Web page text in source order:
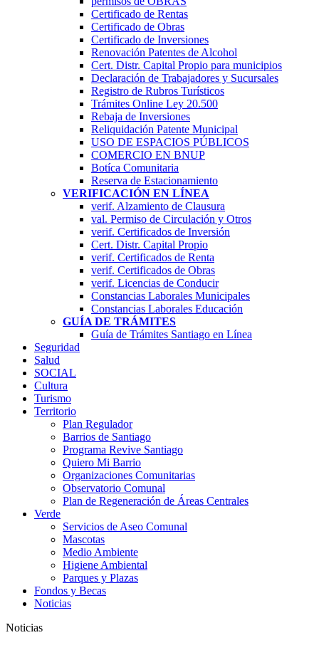
Certificado de Rentas
Certificado de Obras
Certificado de Inversiones
Renovación Patentes de Alcohol
Cert. Distr. Capital Propio para municipios
Declaración de Trabajadores y Sucursales
Registro de Rubros Turí­sticos
Trámites Online Ley 20.500
Rebaja de Inversiones
Reliquidación Patente Municipal
USO DE ESPACIOS PÚBLICOS
COMERCIO EN BNUP
Botíca Comunitaria
Reserva de Estacionamiento
VERIFICACIÓN EN LÍNEA
verif. Alzamiento de Clausura
val. Permiso de Circulación y Otros
verif. Certificados de Inversión
Cert. Distr. Capital Propio
verif. Certificados de Renta
verif. Certificados de Obras
verif. Licencias de Conducir
Constancias Laborales Municipales
Constancias Laborales Educación
GUÍA DE TRÁMITES
Guía de Trámites Santiago en Línea
Seguridad
Salud
SOCIAL
Cultura
Turismo
Territorio
Plan Regulador
Barrios de Santiago
Programa Revive Santiago
Quiero Mi Barrio
Organizaciones Comunitarias
Observatorio Comunal
Plan de Regeneración de Áreas Centrales
Verde
Servicios de Aseo Comunal
Mascotas
Medio Ambiente
Higiene Ambiental
Parques y Plazas
Fondos y Becas
Noticias
Noticias